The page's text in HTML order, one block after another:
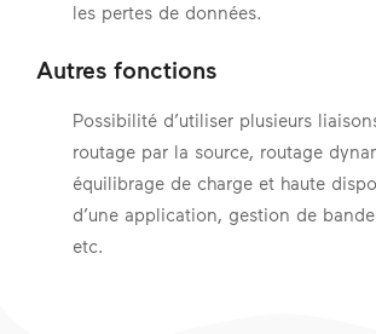
les pertes de données.
Autres fonctions
Possibilité d’utiliser plusieurs
routage par la source, routage
équilibrage de charge et haute
d’une application, gestion de
etc.